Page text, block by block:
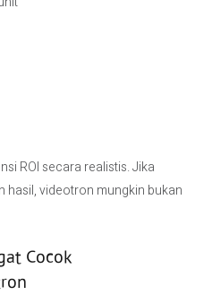
ROI secara realistis. Jika
hasil, videotron mungkin bukan
Cocok